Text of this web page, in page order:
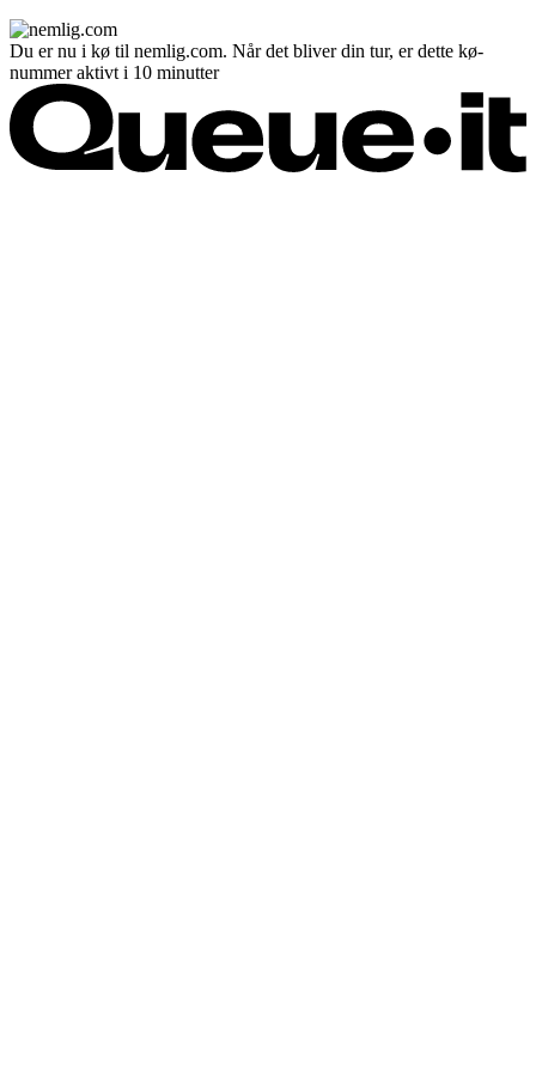
Du er nu i kø til nemlig.com. Når det bliver din tur, er dette kø-
nummer aktivt i 10 minutter